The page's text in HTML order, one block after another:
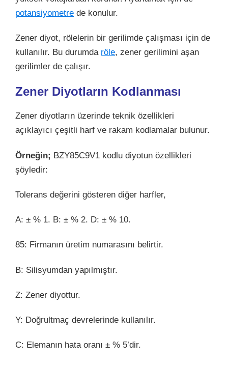
potansiyometre de konulur.
Zener diyot, rölelerin bir gerilimde çalışması için de
kullanılır. Bu durumda röle, zener gerilimini aşan
gerilimler de çalışır.
Zener Diyotların Kodlanması
Zener diyotların üzerinde teknik özellikleri
açıklayıcı çeşitli harf ve rakam kodlamalar bulunur.
Örneğin; BZY85C9V1 kodlu diyotun özellikleri
şöyledir:
Tolerans değerini gösteren diğer harfler,
A: ± % 1. B: ± % 2. D: ± % 10.
85: Firmanın üretim numarasını belirtir.
B: Silisyumdan yapılmıştır.
Z: Zener diyottur.
Y: Doğrultmaç devrelerinde kullanılır.
C: Elemanın hata oranı ± % 5’dir.